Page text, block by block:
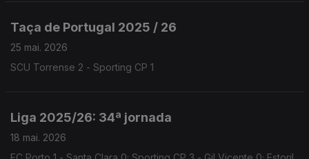
Taça de Portugal 2025 / 26
25 mai. 2026
SCU Torrense 2 - Sporting CP 1
Liga 2025/26: 34ª jornada
18 mai. 2026